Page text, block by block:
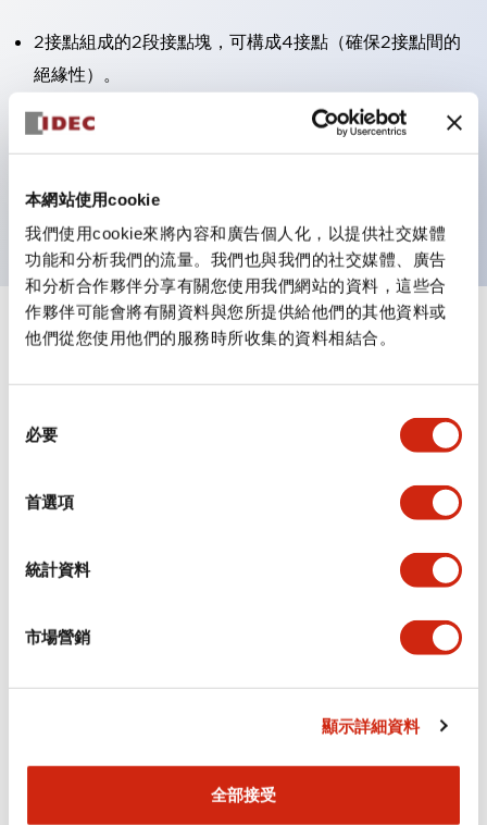
本網站使用cookie
我們使用cookie來將內容和廣告個人化，以提供社交媒體
功能和分析我們的流量。我們也與我們的社交媒體、廣告
和分析合作夥伴分享有關您使用我們網站的資料，這些合
作夥伴可能會將有關資料與您所提供給他們的其他資料或
他們從您使用他們的服務時所收集的資料相結合。
必要
首選項
統計資料
市場營銷
顯示詳細資料
全部接受
2接點組成的2段接點塊，可構成4接點（確保2接點間的
絕緣性）。
面板深度39.9mm（※11段接點塊）、59.9mm（※22段
接點塊）。可實現省空間設計。
防護結構
規格
審美規範
電氣規範（額定照明部分）
環境規範
機械規格